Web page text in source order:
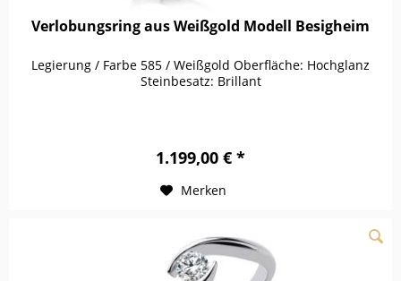
Verlobungsring aus Weißgold Modell Besigheim
Legierung / Farbe 585 / Weißgold Oberfläche: Hochglanz
Steinbesatz: Brillant
1.199,00 € *
Merken